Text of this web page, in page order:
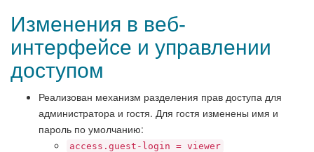
Изменения в веб-
интерфейсе и управлении
доступом
Реализован механизм разделения прав доступа для
администратора и гостя. Для гостя изменены имя и
пароль по умолчанию:
access.guest-login = viewer